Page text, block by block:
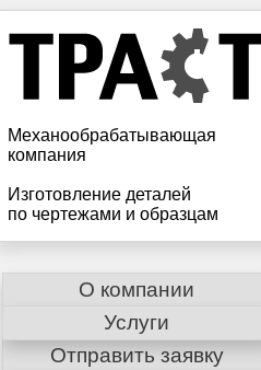
Механообрабатывающая
компания
Изготовление деталей
по чертежами и образцам
О компании
Услуги
Отправить заявку